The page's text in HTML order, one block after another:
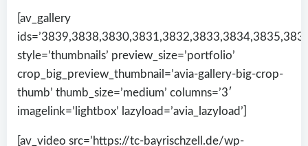
[av_gallery
style=’thumbnails’ preview_size=’portfolio’
crop_big_preview_thumbnail=’avia-gallery-big-crop-
thumb’ thumb_size=’medium’ columns=’3′
imagelink=’lightbox’ lazyload=’avia_lazyload’]
[av_video src=’https://tc-bayrischzell.de/wp-